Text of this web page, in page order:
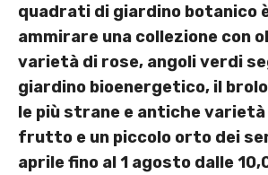
quadrati di giardino botanico
ammirare una collezione con
varietà di rose, angoli verdi
giardino bioenergetico, il
le più strane e antiche
frutto e un piccolo orto dei
aprile fino al 1 agosto dalle